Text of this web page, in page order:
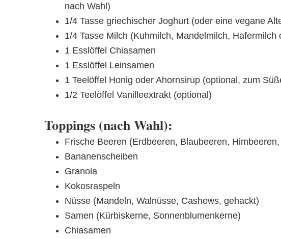
nach Wahl)
1/4 Tasse griechischer Joghurt (oder eine vegane
1/4 Tasse Milch (Kuhmilch, Mandelmilch,
1 Esslöffel Chiasamen
1 Esslöffel Leinsamen
1 Teelöffel Honig oder Ahornsirup (optional, zum
1/2 Teelöffel Vanilleextrakt (optional)
Toppings (nach Wahl):
Frische Beeren (Erdbeeren, Blaubeeren,
Bananenscheiben
Granola
Kokosraspeln
Nüsse (Mandeln, Walnüsse, Cashews, gehackt)
Samen (Kürbiskerne, Sonnenblumenkerne)
Chiasamen